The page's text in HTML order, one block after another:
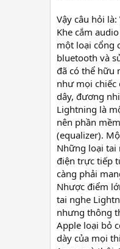
Vậy câu hỏi
Khe cắm
một loại cổng
bluetooth và
đã có thể hữu
như mọi chiếc
dây, đương
Lightning là
nên phần
(equalizer).
Những loại tai
điện trực tiếp
càng phải
Nhược điểm
tai nghe
nhưng thông
Apple loại bỏ
dày của mọi